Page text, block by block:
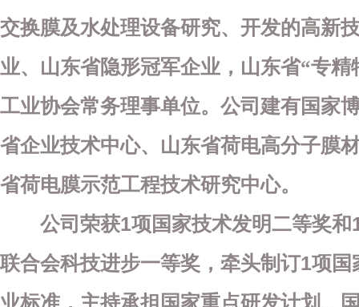
交换膜及水处理设备研究、开发的高新
业、山东省隐形冠军企业，山东省“专精
工业协会常务理事单位。公司建有国家
省企业技术中心、山东省荷电高分子膜
省荷电膜示范工程技术研究中心。
公司荣获1项 国家技术发明二等奖和
联合会科技进步一等奖 ，牵头制订1项 国
业标准 ，主持承担 国家重点研发计划 、